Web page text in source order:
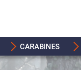
CARABINES